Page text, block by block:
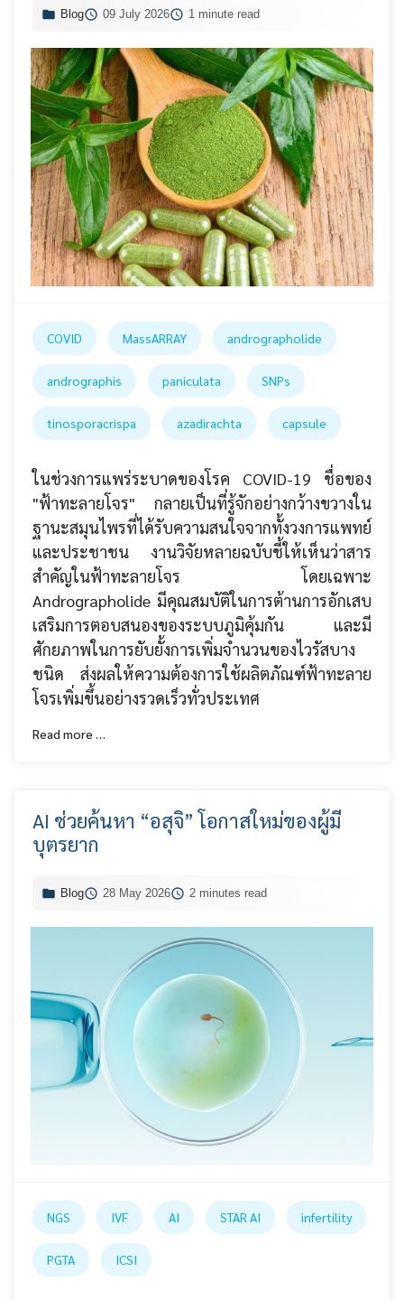
Blog 09 July 2026 1 minute read
COVID MassARRAY andrographolide
andrographis paniculata SNPs
tinosporacrispa azadirachta capsule
ในช่วงการแพร่ระบาดของโรค COVID-19 ชื่อของ
"ฟ้าทะลายโจร" กลายเป็นที่รู้จักอย่างกว้างขวางใน
ฐานะสมุนไพรที่ได้รับความสนใจจากทั้งวงการแพทย์
และประชาชน งานวิจัยหลายฉบับชี้ให้เห็นว่าสาร
สำคัญในฟ้าทะลายโจร โดยเฉพาะ
Andrographolide มีคุณสมบัติในการต้านการอักเสบ
เสริมการตอบสนองของระบบภูมิคุ้มกัน และมี
ศักยภาพในการยับยั้งการเพิ่มจำนวนของไวรัสบาง
ชนิด ส่งผลให้ความต้องการใช้ผลิตภัณฑ์ฟ้าทะลาย
โจรเพิ่มขึ้นอย่างรวดเร็วทั่วประเทศ
Read more …
AI ช่วยค้นหา “อสุจิ” โอกาสใหม่ของผู้มี
บุตรยาก
Blog 28 May 2026 2 minutes read
NGS IVF AI STAR AI infertility
PGTA ICSI